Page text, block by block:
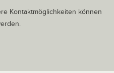
Kontaktmöglichkeiten können